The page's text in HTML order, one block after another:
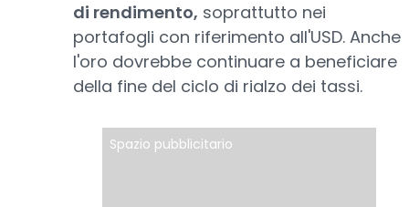
di rendimento, soprattutto nei
portafogli con riferimento all'USD. Anche
l'oro dovrebbe continuare a beneficiare
della fine del ciclo di rialzo dei tassi.
Spazio pubblicitario